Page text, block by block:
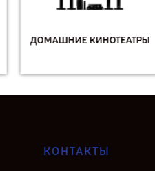
ДОМАШНИЕ КИНОТЕАТРЫ
КОНТАКТЫ